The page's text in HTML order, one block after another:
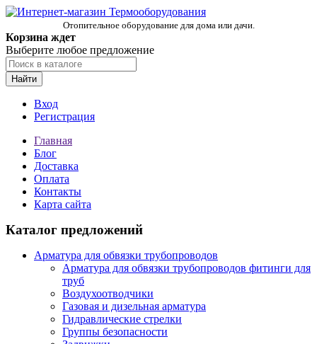
Отопительное оборудование для дома или дачи.
Корзина ждет
Выберите любое предложение
Найти
Вход
Регистрация
Главная
Блог
Доставка
Оплата
Контакты
Карта сайта
Каталог предложений
Арматура для обвязки трубопроводов
Арматура для обвязки трубопроводов фитинги для
труб
Воздухоотводчики
Газовая и дизельная арматура
Гидравлические стрелки
Группы безопасности